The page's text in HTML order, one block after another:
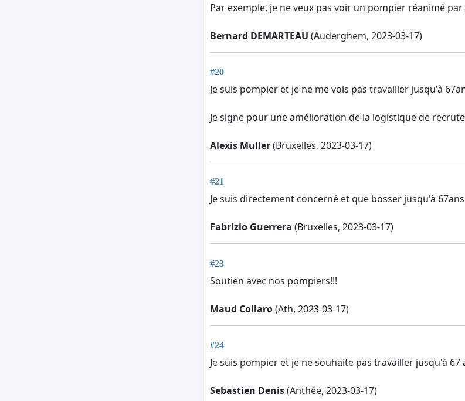
Par exemple, je ne veux pas voir un pompier réanimé
Bernard DEMARTEAU (Auderghem, 2023-03-17)
#20
Je suis pompier et je ne me vois pas travailler jusqu'à
Je signe pour une amélioration de la logistique de
Alexis Muller(Bruxelles, 2023-03-17)
#21
Je suis directement concerné et que bosser jusqu'à
Fabrizio Guerrera (Bruxelles, 2023-03-17)
#23
Soutien avec nos pompiers!!!
Maud Collaro(Ath, 2023-03-17)
#24
Je suis pompier et je ne souhaite pas travailler jusqu'à 67
Sebastien Denis(Anthée, 2023-03-17)